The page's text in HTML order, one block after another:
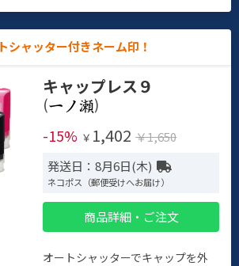
シャッター付きネーム印！
キャップレス９
(
)
-15% ￥ 1,402 ￥1,650
発送日：8月6日(木)
ネコポス（郵便受けへお届け）
商品詳細・ご注文
オートシャッターでキャップを外